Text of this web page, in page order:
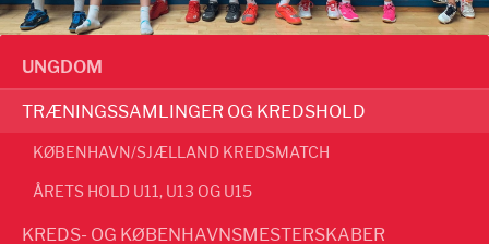
UNGDOM
TRÆNINGSSAMLINGER OG KREDSHOLD
KØBENHAVN/SJÆLLAND KREDSMATCH
ÅRETS HOLD U11, U13 OG U15
KREDS- OG KØBENHAVNSMESTERSKABER